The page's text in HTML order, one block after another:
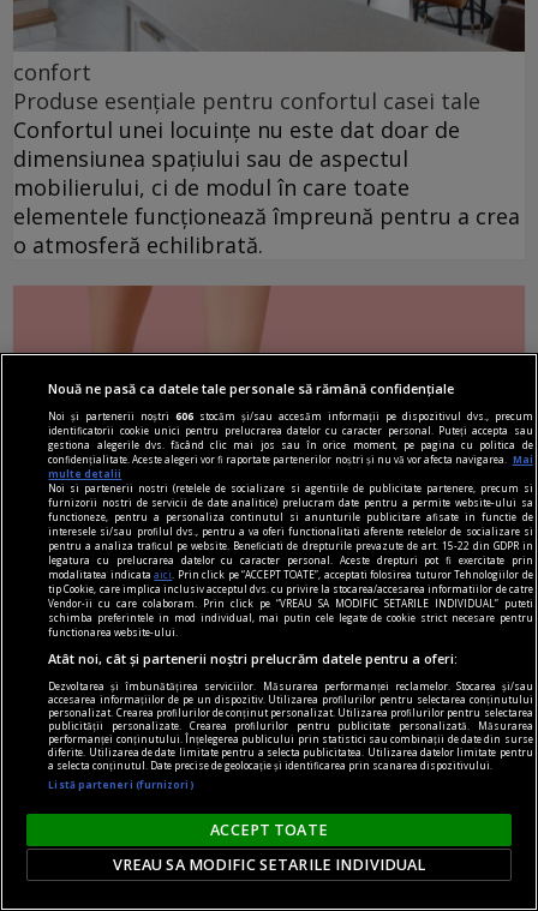
confort
Produse esențiale pentru confortul casei tale
Confortul unei locuințe nu este dat doar de
dimensiunea spațiului sau de aspectul
mobilierului, ci de modul în care toate
elementele funcționează împreună pentru a crea
o atmosferă echilibrată.
sandale
Cum să îți alegi sandalele pentru ținutele din
această vară? 7 recomandări
Vara îți schimbă ritmul și garderoba. Rochiile
devin mai lejere, pantalonii mai subțiri, iar
încălțămintea trebuie să țină pasul cu
temperaturile ridicate și cu planurile tale
spontane. O pereche bine aleasă de sandale îți
susține ținuta, dar și confortul zilnic – fie că
mergi la birou...
Nouă ne pasă ca datele tale personale să rămână confidențiale
Noi și partenerii noștri606 stocăm și/sau accesăm informații pe dispozitivul dvs., precum
identificatorii cookie unici pentru prelucrarea datelor cu caracter personal. Puteți accepta sau
gestiona alegerile dvs. făcând clic mai jos sau în orice moment, pe pagina cu politica de
confidențialitate. Aceste alegeri vor fi raportate partenerilor noștri și nu vă vor afecta navigarea.
Mai
multe detalii
Noi si partenerii nostri (retelele de socializare si agentiile de publicitate partenere, precum si
furnizorii nostri de servicii de date analitice) prelucram date pentru a permite website-ului sa
functioneze, pentru a personaliza continutul si anunturile publicitare afisate in functie de
interesele si/sau profilul dvs., pentru a va oferi functionalitati aferente retelelor de socializare si
pentru a analiza traficul pe website. Beneficiati de drepturile prevazute de art. 15-22 din GDPR in
legatura cu prelucrarea datelor cu caracter personal. Aceste drepturi pot fi exercitate prin
modalitatea indicataaici
. Prin click pe “ACCEPT TOATE”, acceptati folosirea tuturor Tehnologiilor de
tip Cookie, care implica inclusiv acceptul dvs. cu privire la stocarea/accesarea informatiilor de catre
Vendor-ii cu care colaboram. Prin click pe “VREAU SA MODIFIC SETARILE INDIVIDUAL” puteti
schimba preferintele in mod individual, mai putin cele legate de cookie strict necesare pentru
functionarea website-ului.
Atât noi, cât și partenerii noștri prelucrăm datele pentru a oferi:
Dezvoltarea și îmbunătățirea serviciilor. Măsurarea performanței reclamelor. Stocarea și/sau
accesarea informațiilor de pe un dispozitiv. Utilizarea profilurilor pentru selectarea conținutului
personalizat. Crearea profilurilor de conținut personalizat. Utilizarea profilurilor pentru selectarea
publicității personalizate. Crearea profilurilor pentru publicitate personalizată. Măsurarea
performanței conținutului. Înțelegerea publicului prin statistici sau combinații de date din surse
diferite. Utilizarea de date limitate pentru a selecta publicitatea. Utilizarea datelor limitate pentru
a selecta conținutul. Date precise de geolocație și identificarea prin scanarea dispozitivului.
Listă parteneri (furnizori)
ACCEPT TOATE
VREAU SA MODIFIC SETARILE INDIVIDUAL